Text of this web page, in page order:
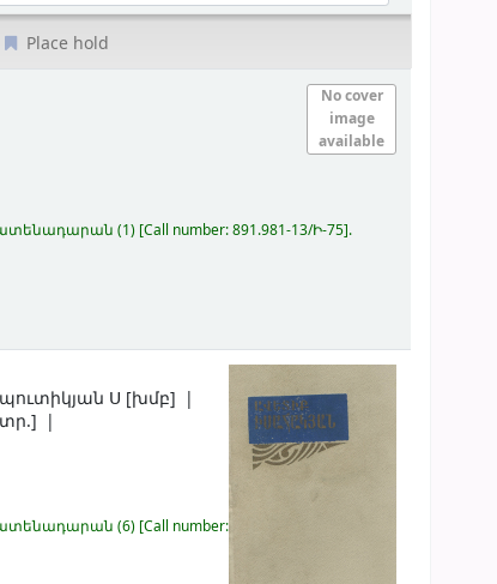
Place hold
No cover
image
available
(1) Call number:891.981-13/Ի-75 .
Ս [խմբ]
(6) Call number: